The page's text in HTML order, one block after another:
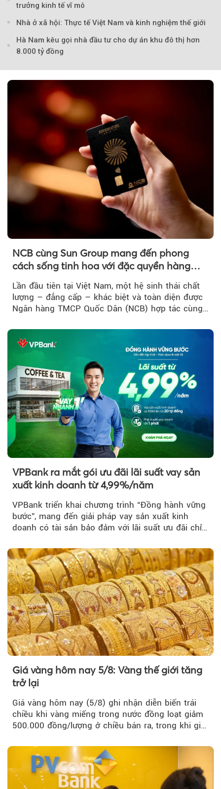
Theo
trưởng kinh tế vĩ mô
Nhà ở xã hội: Thực tế Việt Nam và kinh nghiệm thế giới
Hà Nam kêu gọi nhà đầu tư cho dự án khu đô thị hơn
8.000 tỷ đồng
NCB cùng Sun Group mang đến phong
cách sống tinh hoa với đặc quyền hàng
Lần đầu tiên tại Việt Nam, một hệ sinh thái chất
lượng – đẳng cấp – khác biệt và toàn diện được
Ngân hàng TMCP Quốc Dân (NCB) hợp tác cùng
VPBank ra mắt gói ưu đãi lãi suất vay sản
xuất kinh doanh từ 4,99%/năm
VPBank triển khai chương trình “Đồng hành vững
bước”, mang đến giải pháp vay sản xuất kinh
doanh có tài sản bảo đảm với lãi suất ưu đãi chỉ
Giá vàng hôm nay 5/8: Vàng thế giới tăng
trở lại
Giá vàng hôm nay (5/8) ghi nhận diễn biến trái
chiều khi vàng miếng trong nước đồng loạt giảm
500.000 đồng/lượng ở chiều bán ra, trong khi giá
thương hiệu.